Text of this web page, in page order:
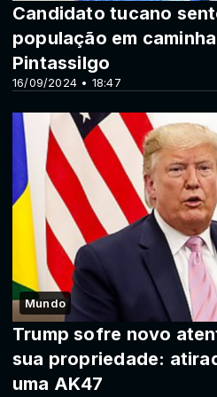
16/09/2024 • 18:47
Candidato tucano
população em
Pintassilgo
Mundo
Trump sofre novo
sua propriedade:
uma AK47